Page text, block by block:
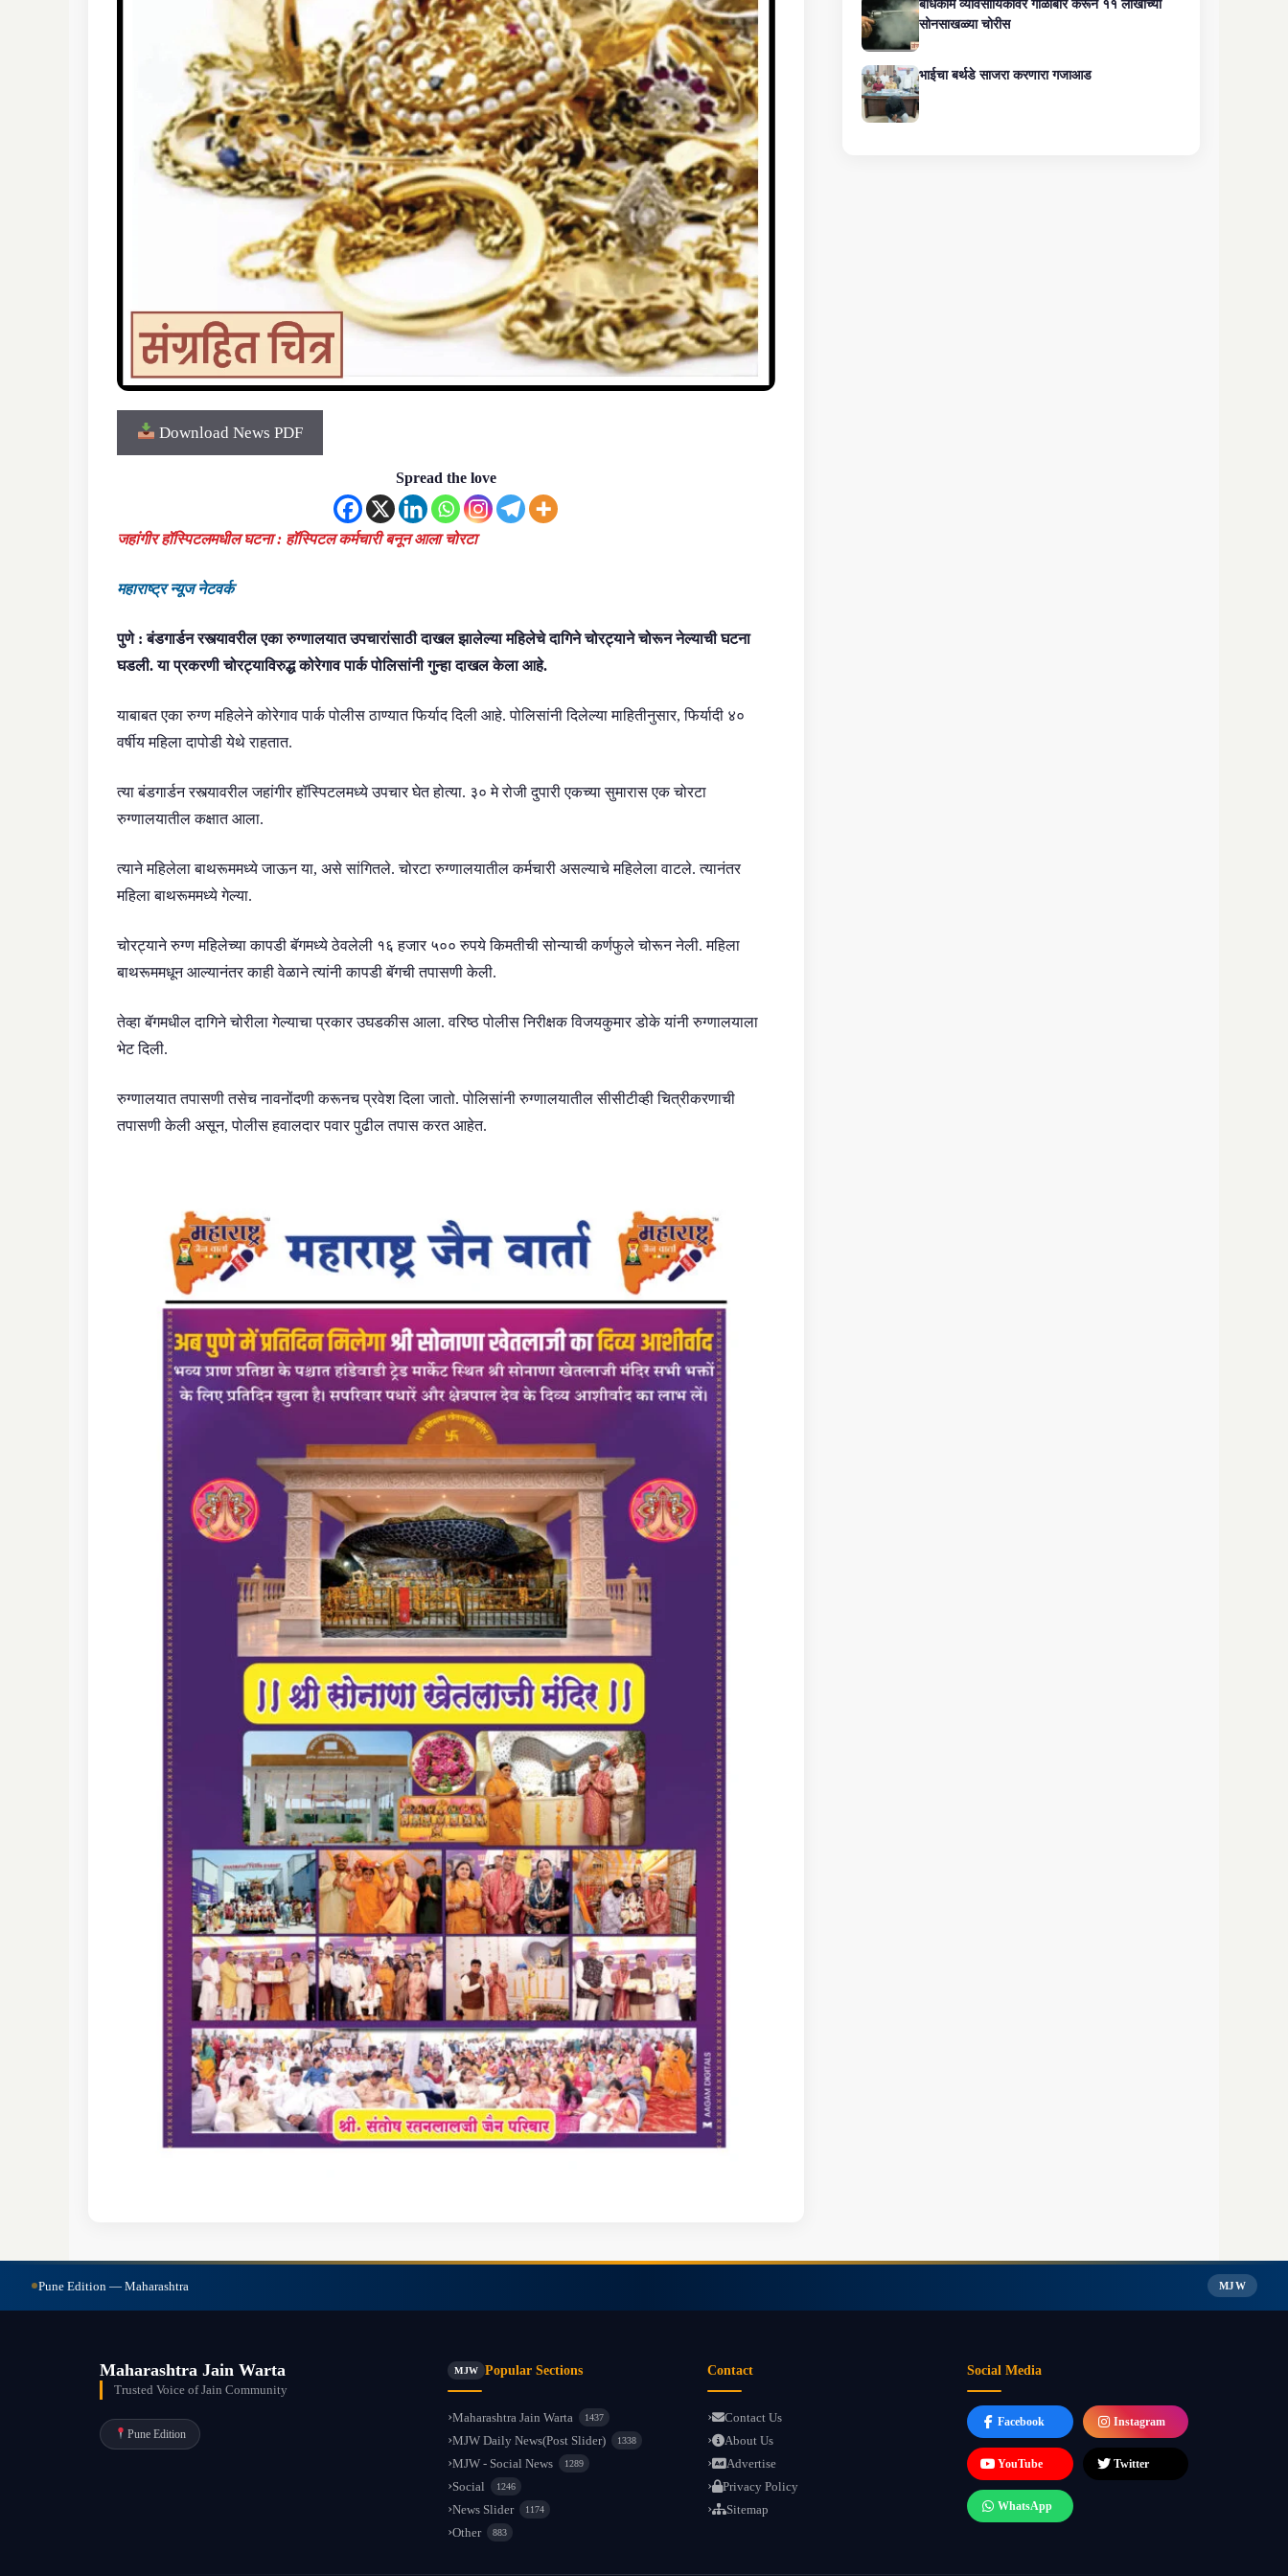
Download News PDF
Spread the love
जहांगीर हॉस्पिटलमधील घटना : हॉस्पिटल कर्मचारी बनून आला चोरटा
महाराष्ट्र न्यूज नेटवर्क
पुणे : बंडगार्डन रस्त्यावरील एका रुग्णालयात उपचारांसाठी दाखल झालेल्या महिलेचे दागिने चोरट्याने चोरून नेल्याची घटना
घडली. या प्रकरणी चोरट्याविरुद्ध कोरेगाव पार्क पोलिसांनी गुन्हा दाखल केला आहे.
याबाबत एका रुग्ण महिलेने कोरेगाव पार्क पोलीस ठाण्यात फिर्याद दिली आहे. पोलिसांनी दिलेल्या माहितीनुसार, फिर्यादी ४०
वर्षीय महिला दापोडी येथे राहतात.
त्या बंडगार्डन रस्त्यावरील जहांगीर हॉस्पिटलमध्ये उपचार घेत होत्या. ३० मे रोजी दुपारी एकच्या सुमारास एक चोरटा
रुग्णालयातील कक्षात आला.
त्याने महिलेला बाथरूममध्ये जाऊन या, असे सांगितले. चोरटा रुग्णालयातील कर्मचारी असल्याचे महिलेला वाटले. त्यानंतर
महिला बाथरूममध्ये गेल्या.
चोरट्याने रुग्ण महिलेच्या कापडी बॅगमध्ये ठेवलेली १६ हजार ५०० रुपये किमतीची सोन्याची कर्णफुले चोरून नेली. महिला
बाथरूममधून आल्यानंतर काही वेळाने त्यांनी कापडी बॅगची तपासणी केली.
तेव्हा बॅगमधील दागिने चोरीला गेल्याचा प्रकार उघडकीस आला. वरिष्ठ पोलीस निरीक्षक विजयकुमार डोके यांनी रुग्णालयाला
भेट दिली.
रुग्णालयात तपासणी तसेच नावनोंदणी करूनच प्रवेश दिला जातो. पोलिसांनी रुग्णालयातील सीसीटीव्ही चित्रीकरणाची
तपासणी केली असून, पोलीस हवालदार पवार पुढील तपास करत आहेत.
बांधकाम व्यावसायिकावर गोळीबार करून ११ लाखांच्या
सोनसाखळ्या चोरीस
भाईचा बर्थडे साजरा करणारा गजाआड
Pune Edition — Maharashtra MJW
Maharashtra Jain Warta
Trusted Voice of Jain Community
Pune Edition
MJW Popular Sections
Maharashtra Jain Warta 1437
MJW Daily News(Post Slider) 1338
MJW - Social News 1289
Social 1246
News Slider 1174
Other 883
Contact
Contact Us
About Us
Advertise
Privacy Policy
Sitemap
Social Media
Facebook Instagram
YouTube Twitter
WhatsApp